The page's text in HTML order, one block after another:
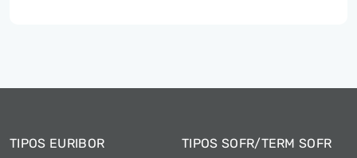
TIPOS EURIBOR TIPOS SOFR/TERM SOFR